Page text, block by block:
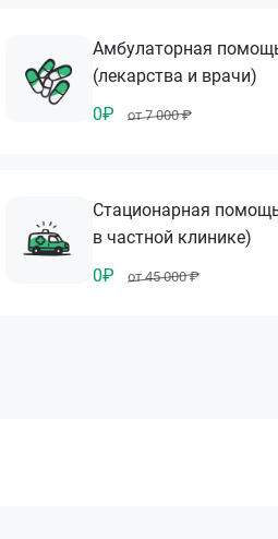
Амбулаторная
(лекарства и врачи)
0₽
от 7 000 ₽
Стационарная
в частной клинике)
0₽
от 45 000 ₽